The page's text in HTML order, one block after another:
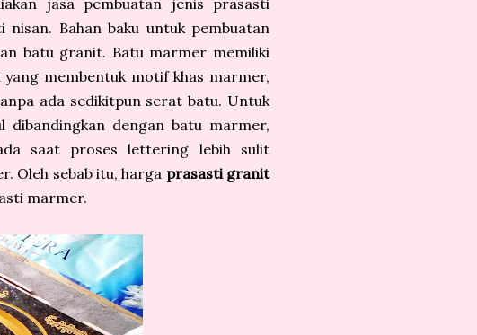
Bahan baku untuk pembuatan
batu granit. Batu marmer memiliki
membentuk motif khas marmer,
ada sedikitpun serat batu. Untuk
dengan batu marmer,
saat proses lettering lebih sulit
Oleh sebab itu, harga prasasti granit
marmer.